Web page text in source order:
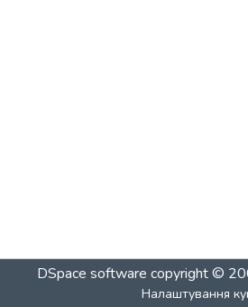
DSpace software copyright ©
Налаштування